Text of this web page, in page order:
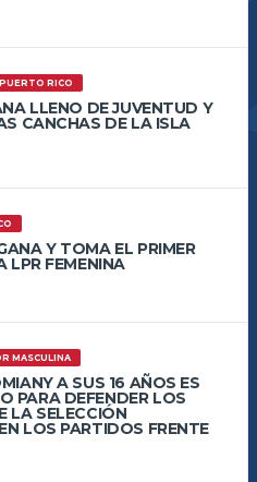
RICO
LLENO DE JUVENTUD Y
CANCHAS DE LA ISLA
Y TOMA EL PRIMER
LPR FEMENINA
MASCULINA
A SUS 16 AÑOS ES
PARA DEFENDER LOS
LA SELECCIÓN
LOS PARTIDOS FRENTE